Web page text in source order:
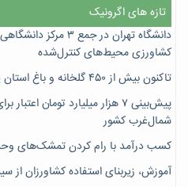
تازه های اگرونیک
دانشگاه تهران در جمع
کشاورزی محیط‌های کنترل‌شده
تاکنون بیش از ۴۵۰ گلخانه و باغ استان یزد شناسنامه‌دار شده‌اند
پیش‌بینی ۷‌ هزار میلیارد تومان
شمال‌غرب کشور
کسب درآمد با رام کردن تمشک‌های
آموزش، زیربنای استفاده کشاورزان از